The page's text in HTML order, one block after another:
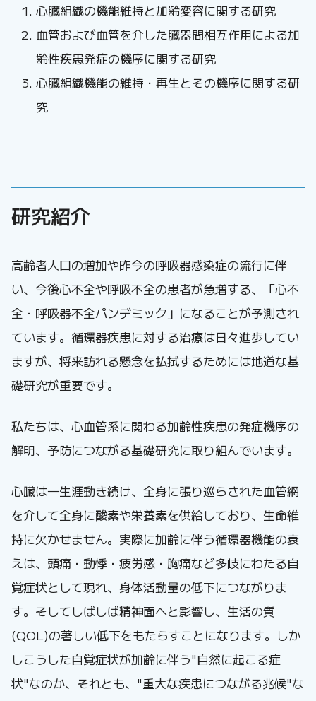
心臓組織の機能維持と加齢変容に関する研究
血管および血管を介した臓器間相互作用による加
齢性疾患発症の機序に関する研究
心臓組織機能の維持・再生とその機序に関する研
究
研究紹介
高齢者人口の増加や昨今の呼吸器感染症の流行に伴
い、今後心不全や呼吸不全の患者が急増する、「心不
全・呼吸器不全パンデミック」になることが予測され
ています。循環器疾患に対する治療は日々進歩してい
ますが、将来訪れる懸念を払拭するためには地道な基
礎研究が重要です。
私たちは、心血管系に関わる加齢性疾患の発症機序の
解明、予防につながる基礎研究に取り組んでいます。
心臓は一生涯動き続け、全身に張り巡らされた血管網
を介して全身に酸素や栄養素を供給しており、生命維
持に欠かせません。実際に加齢に伴う循環器機能の衰
えは、頭痛・動悸・疲労感・胸痛など多岐にわたる自
覚症状として現れ、身体活動量の低下につながりま
す。そしてしばしば精神面へと影響し、生活の質
(QOL)の著しい低下をもたらすことになります。しか
しこうした自覚症状が加齢に伴う"自然に起こる症
状"なのか、それとも、"重大な疾患につながる兆候"な